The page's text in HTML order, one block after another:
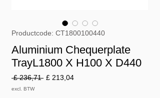
Productcode: CT1800100440
Aluminium Chequerplate
TrayL1800 X H100 X D440
£ 236,71 Normale
£ 213,04Verkoopprijs
excl. BTW